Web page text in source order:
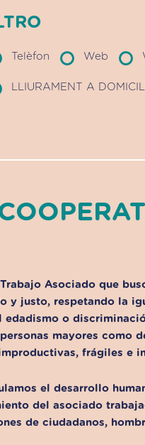
Telèfon Web
LLIURAMENT A DOMICILI
Asociado que
y justo, respetando la
edadismo o
mayores como
frágiles e
el desarrollo
del asociado
de ciudadanos,